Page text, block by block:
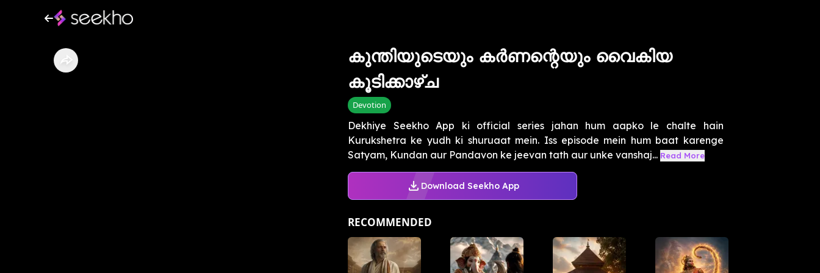
കുന്തിയുടെയും കർണന്റെയും വൈകിയ
കൂടിക്കാഴ്ച
Devotion
Dekhiye Seekho App ki official series jahan hum aapko le chalte hain
Kurukshetra ke yudh ki shuruaat mein. Iss episode mein hum baat karenge
Satyam, Kundan aur Pandavon ke jeevan tath aur unke vanshaj... Read More
Download Seekho App
RECOMMENDED